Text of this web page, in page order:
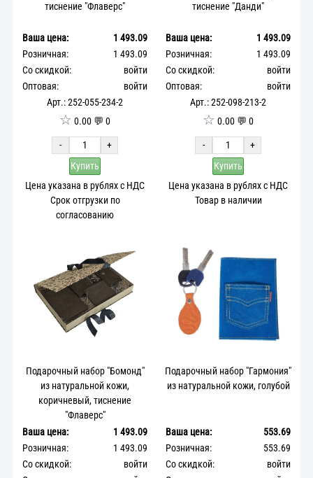
тиснение "Флаверс"
Ваша цена:
1 493.09
Розничная:
1 493.09
Со скидкой:
войти
Оптовая:
войти
Арт.: 252-055-234-2
☆ 0.00 💬 0
-
+
Купить
Цена указана в рублях с НДС
Срок отгрузки по
согласованию
тиснение "Данди"
Ваша цена:
1 493.09
Розничная:
1 493.09
Со скидкой:
войти
Оптовая:
войти
Арт.: 252-098-213-2
☆ 0.00 💬 0
-
+
Купить
Цена указана в рублях с НДС
Товар в наличии
Подарочный набор "Бомонд"
из натуральной кожи,
коричневый, тиснение
"Флаверс"
Ваша цена:
1 493.09
Розничная:
1 493.09
Со скидкой:
войти
Подарочный набор "Гармония"
из натуральной кожи, голубой
Ваша цена:
553.69
Розничная:
553.69
Со скидкой:
войти